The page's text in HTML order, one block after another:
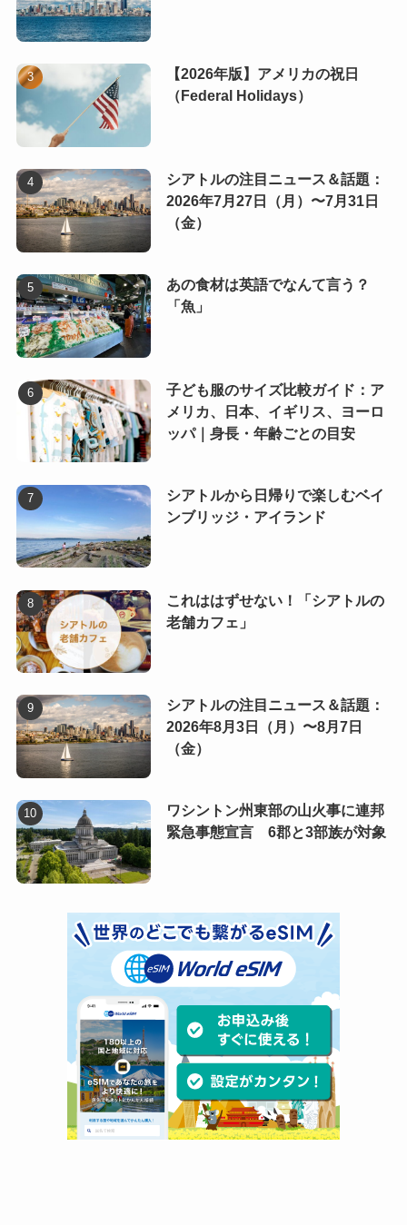
【2026年版】アメリカの祝日
（Federal Holidays）
シアトルの注目ニュース＆話題：
2026年7月27日（月）〜7月31日
（金）
あの食材は英語でなんて言う？
「魚」
子ども服のサイズ比較ガイド：ア
メリカ、日本、イギリス、ヨーロ
ッパ｜身長・年齢ごとの目安
シアトルから日帰りで楽しむベイ
ンブリッジ・アイランド
これははずせない！「シアトルの
老舗カフェ」
シアトルの注目ニュース＆話題：
2026年8月3日（月）〜8月7日
（金）
ワシントン州東部の山火事に連邦
緊急事態宣言 6郡と3部族が対象